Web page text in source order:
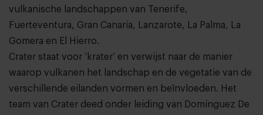
vulkanische landschappen van Tenerife,
Fuerteventura, Gran Canaria, Lanzarote, La Palma, La
Gomera en El Hierro.
Crater staat voor ‘krater’ en verwijst naar de manier
waarop vulkanen het landschap en de vegetatie van de
verschillende eilanden vormen en beïnvloeden. Het
team van Crater deed onder leiding van Domínguez De